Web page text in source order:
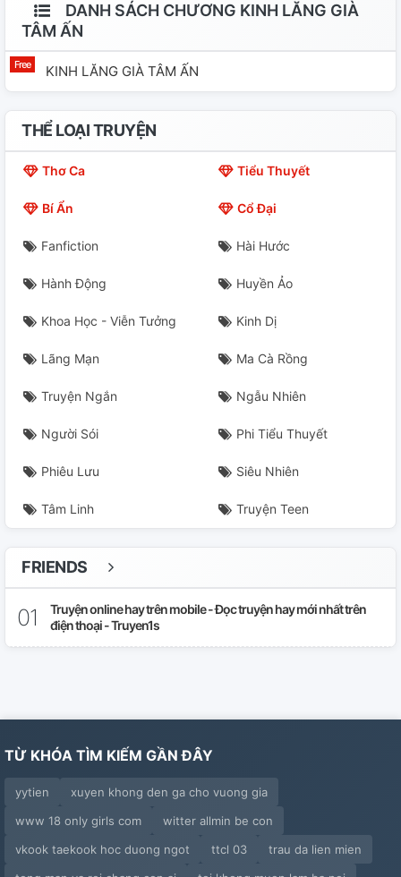
DANH SÁCH CHƯƠNG KINH LĂNG GIÀ
TÂM ẤN
KINH LĂNG GIÀ TÂM ẤN
THỂ LOẠI TRUYỆN
Thơ Ca Tiểu Thuyết
Bí Ẩn Cổ Đại
Fanfiction Hài Hước
Hành Động Huyền Ảo
Khoa Học - Viễn Tưởng Kinh Dị
Lãng Mạn Ma Cà Rồng
Truyện Ngắn Ngẫu Nhiên
Người Sói Phi Tiểu Thuyết
Phiêu Lưu Siêu Nhiên
Tâm Linh Truyện Teen
FRIENDS
Truyện online hay trên mobile - Đọc truyện hay mới nhất trên
điện thoại - Truyen1s
TỪ KHÓA TÌM KIẾM GẦN ĐÂY
yytien
xuyen khong den ga cho vuong gia
www 18 only girls com
witter allmin be con
vkook taekook hoc duong ngot
ttcl 03
trau da lien mien